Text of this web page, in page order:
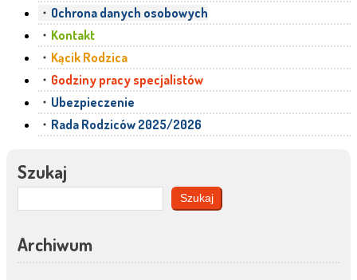
Ochrona danych osobowych
Kontakt
Kącik Rodzica
Godziny pracy specjalistów
Ubezpieczenie
Rada Rodziców 2025/2026
Szukaj
Szukaj
Archiwum